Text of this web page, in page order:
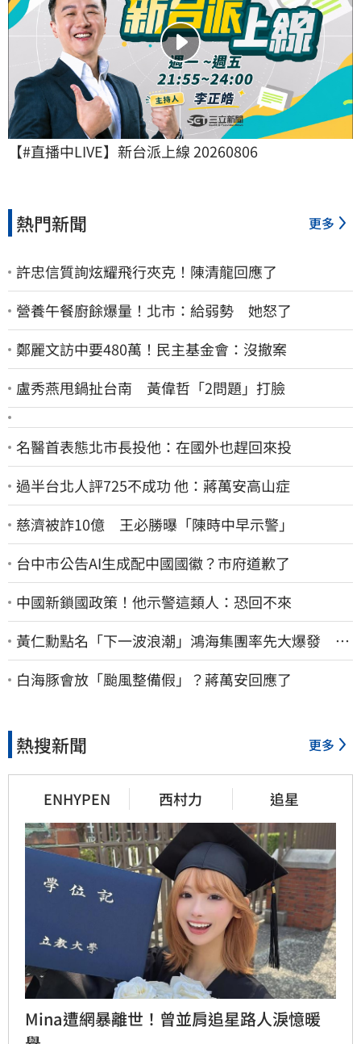
【#直播中LIVE】新台派上線 20260806
熱門新聞 更多
許忠信質詢炫耀飛行夾克！陳清龍回應了
營養午餐廚餘爆量！北市：給弱勢 她怒了
鄭麗文訪中要480萬！民主基金會：沒撤案
盧秀燕甩鍋扯台南 黃偉哲「2問題」打臉
名醫首表態北市長投他：在國外也趕回來投
過半台北人評725不成功 他：蔣萬安高山症
慈濟被詐10億 王必勝曝「陳時中早示警」
台中市公告AI生成配中國國徽？市府道歉了
中國新鎖國政策！他示警這類人：恐回不來
黃仁勳點名「下一波浪潮」鴻海集團率先大爆發 台
股這族群全面噴出
白海豚會放「颱風整備假」？蔣萬安回應了
熱搜新聞 更多
ENHYPEN 西村力 追星
Mina遭網暴離世！曾並肩追星路人淚憶暖